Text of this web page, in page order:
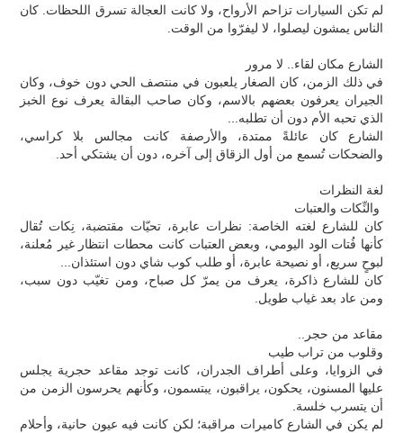
لم تكن السيارات تزاحم الأرواح، ولا كانت العجالة تسرق اللحظات. كان
الناس يمشون ليصلوا، لا ليفرّوا من الوقت.
الشارع مكان لقاء.. لا مرور
في ذلك الزمن، كان الصغار يلعبون في منتصف الحي دون خوف، وكان
الجيران يعرفون بعضهم بالاسم، وكان صاحب البقالة يعرف نوع الخبز
الذي تحبه الأم دون أن تطلبه...
الشارع كان عائلةً ممتدة، والأرصفة كانت مجالس بلا كراسي،
والضحكات تُسمع من أول الزقاق إلى آخره، دون أن يشتكي أحد.
لغة النظرات
والنِّكات والعتبات
كان للشارع لغته الخاصة: نظرات عابرة، تحيّات مقتضبة، نِكات تُقال
كأنها فُتات الود اليومي، وبعض العتبات كانت محطات انتظار غير مُعلنة،
لبوحٍ سريع، أو نصيحة عابرة، أو طلب كوب شاي دون استئذان...
كان للشارع ذاكرة، يعرف من يمرّ كل صباح، ومن تغيّب دون سبب،
ومن عاد بعد غياب طويل.
مقاعد من حجر..
وقلوب من تراب طيب
في الزوايا، وعلى أطراف الجدران، كانت توجد مقاعد حجرية يجلس
عليها المسنون، يحكون، يراقبون، يبتسمون، وكأنهم يحرسون الزمن من
أن يتسرب خلسة.
لم يكن في الشارع كاميرات مراقبة؛ لكن كانت فيه عيون حانية، وأحلام